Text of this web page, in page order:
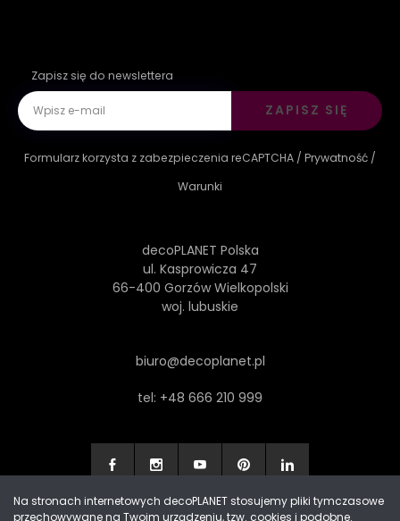
Zapisz się do newslettera
ZAPISZ SIĘ
Formularz korzysta z zabezpieczenia reCAPTCHA / Prywatność /
Warunki
decoPLANET Polska
ul. Kasprowicza 47
66-400 Gorzów Wielkopolski
woj. lubuskie
biuro@decoplanet.pl
tel: +48 666 210 999
Na stronach internetowych decoPLANET stosujemy pliki tymczasowe
przechowywane na Twoim urządzeniu, tzw. cookies i podobne.